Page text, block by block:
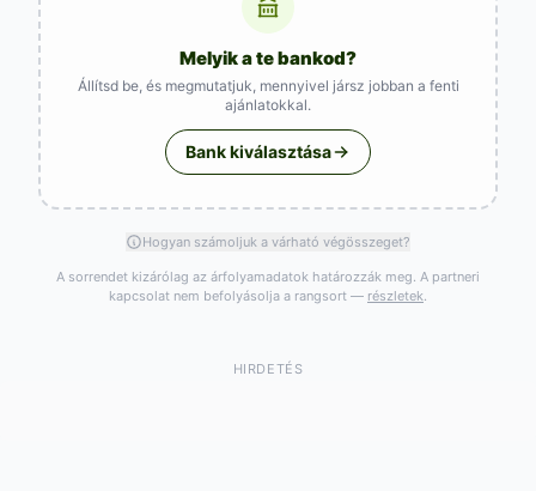
Melyik a te bankod?
Állítsd be, és megmutatjuk, mennyivel jársz jobban a fenti
ajánlatokkal.
Bank kiválasztása
Hogyan számoljuk a várható végösszeget?
A sorrendet kizárólag az árfolyamadatok határozzák meg. A partneri
kapcsolat nem befolyásolja a rangsort — részletek
HIRDETÉS